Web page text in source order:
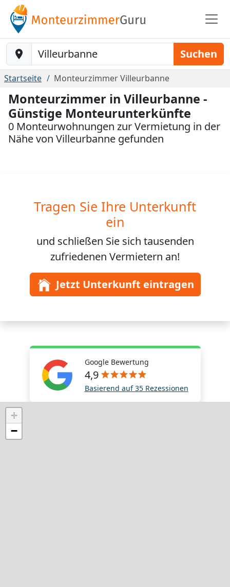
Baustelle-Location Suchen
Startseite Monteurzimmer Villeurbanne
Monteurzimmer in Villeurbanne -
Günstige Monteurunterkünfte
0 Monteurwohnungen zur Vermietung in der
Nähe von Villeurbanne gefunden
Tragen Sie Ihre Unterkunft
ein
und schließen Sie sich tausenden
zufriedenen Vermietern an!
Jetzt Unterkunft eintragen
Google Bewertung
4,9
Basierend auf 35 Rezessionen
+
−